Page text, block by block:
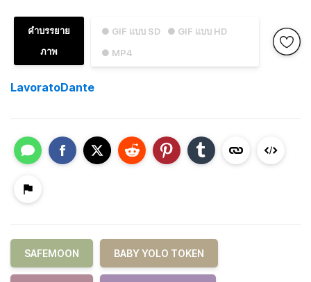
● GIF แบบ SD
● GIF แบบ HD
● MP4
คำบรรยาย
ภาพ
LavoratoDante
SAFEMOON BABY YOLO TOKEN